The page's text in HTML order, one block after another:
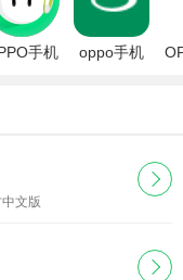
手机
oppo手机
文版